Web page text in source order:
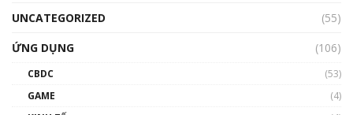
UNCATEGORIZED
(55)
ỨNG DỤNG
(106)
CBDC
(53)
GAME
(4)